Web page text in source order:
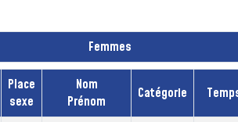
Femmes
Place
sexe
Nom
Prénom
Catégorie